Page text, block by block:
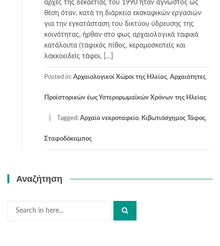
αρχές της δεκαετίας του 1990 ήταν άγνωστος ως
θέση όταν, κατά τη διάρκεια εκσκαφικών εργασιών
για την εγκατάσταση του δικτύου ύδρευσης της
κοινότητας, ήρθαν στο φως αρχαιολογικά ταφικά
κατάλοιπα (ταφικός πίθος, κεραμοσκεπείς και
λακκοειδείς τάφοι, […]
Posted in: Αρχαιολογικοί Χώροι της Ηλείας, Αρχαιότητες
Προϊστορικών έως Υστερορωμαϊκών Χρόνων της Ηλείας
Tagged: Αρχαίο νεκροταφείο, Κιβωτιόσχημος Τάφος,
Σταφοδόκαμπος
Αναζήτηση
Search